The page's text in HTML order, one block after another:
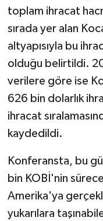
toplam ihracat
sırada yer alan
altyapısıyla bu
olduğu belirtildi.
verilere göre ise
626 bin dolarlık
ihracat
kaydedildi.
Konferansta, bu
bin KOBİ'nin
Amerika'ya
yukarılara